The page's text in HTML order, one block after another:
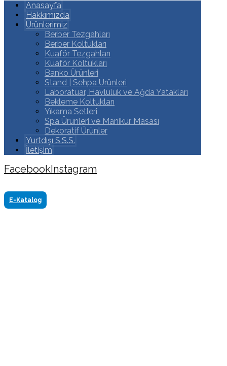
Anasayfa
Hakkımızda
Ürünlerimiz
Berber Tezgahları
Berber Koltukları
Kuaför Tezgahları
Kuaför Koltukları
Banko Ürünleri
Stand | Sehpa Ürünleri
Laboratuar, Havluluk ve Ağda Yatakları
Bekleme Koltukları
Yıkama Setleri
Spa Ürünleri ve Manikür Masası
Dekoratif Ürünler
Yurtdışı S.S.S.
İletişim
FacebookInstagram
www.akasyareklam.com
E-Katalog